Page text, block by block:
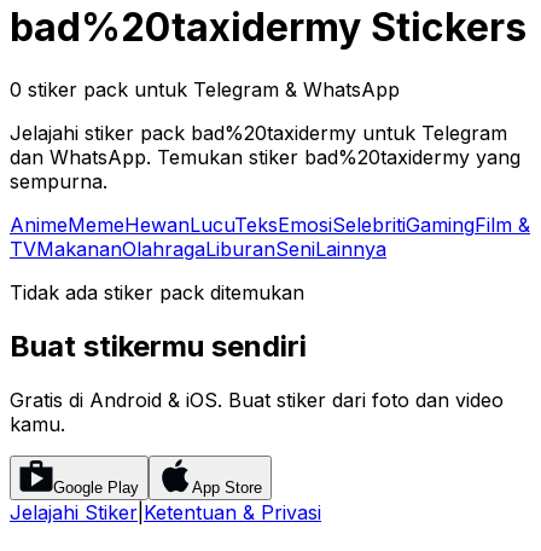
bad%20taxidermy Stickers
0 stiker pack untuk Telegram & WhatsApp
Jelajahi stiker pack bad%20taxidermy untuk Telegram
dan WhatsApp. Temukan stiker bad%20taxidermy yang
sempurna.
AnimeMemeHewanLucuTeksEmosiSelebritiGamingFilm &
TVMakananOlahragaLiburanSeniLainnya
Tidak ada stiker pack ditemukan
Buat stikermu sendiri
Gratis di Android & iOS. Buat stiker dari foto dan video
kamu.
Google Play App Store
Jelajahi Stiker Ketentuan & Privasi